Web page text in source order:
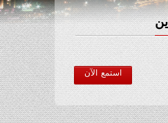
استمع الآن